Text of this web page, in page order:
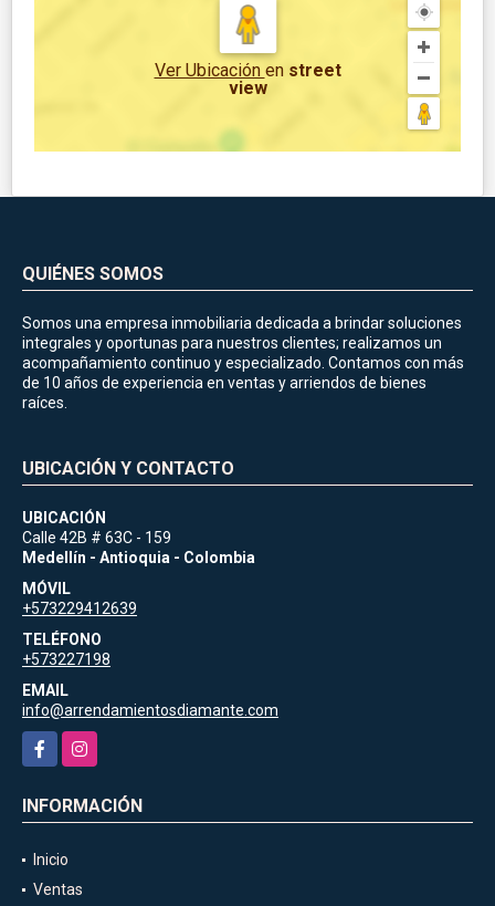
Ver Ubicación en street
view
QUIÉNES SOMOS
Somos una empresa inmobiliaria dedicada a brindar soluciones
integrales y oportunas para nuestros clientes; realizamos un
acompañamiento continuo y especializado. Contamos con más
de 10 años de experiencia en ventas y arriendos de bienes
raíces.
UBICACIÓN Y CONTACTO
UBICACIÓN
Calle 42B # 63C - 159
Medellín - Antioquia - Colombia
MÓVIL
+573229412639
TELÉFONO
+573227198
EMAIL
info@arrendamientosdiamante.com
FacebookInstagram
INFORMACIÓN
Inicio
Ventas